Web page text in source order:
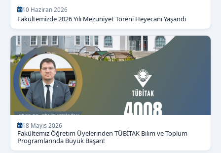
10 Haziran 2026
Fakültemizde 2026 Yılı Mezuniyet Töreni Heyecanı Yaşandı
18 Mayıs 2026
Fakültemiz Öğretim Üyelerinden TÜBİTAK Bilim ve Toplum
Programlarında Büyük Başarı!